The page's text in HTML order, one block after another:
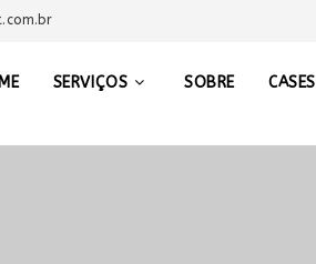
SERVIÇOS SOBRE CASES